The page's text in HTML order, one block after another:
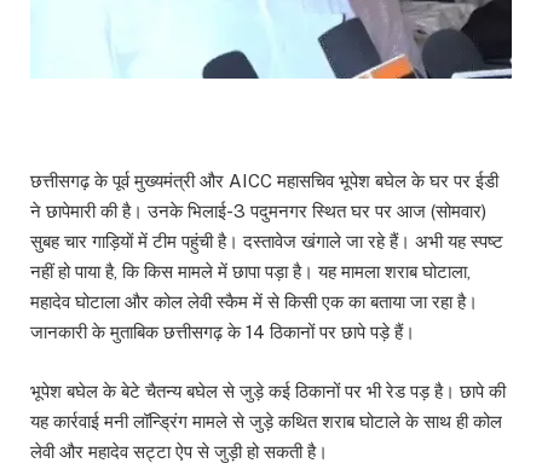
छत्तीसगढ़ के पूर्व मुख्यमंत्री और AICC महासचिव भूपेश बघेल के घर पर ईडी
ने छापेमारी की है। उनके भिलाई-3 पदुमनगर स्थित घर पर आज (सोमवार)
सुबह चार गाड़ियों में टीम पहुंची है। दस्तावेज खंगाले जा रहे हैं। अभी यह स्पष्ट
नहीं हो पाया है, कि किस मामले में छापा पड़ा है। यह मामला शराब घोटाला,
महादेव घोटाला और कोल लेवी स्कैम में से किसी एक का बताया जा रहा है।
जानकारी के मुताबिक छत्तीसगढ़ के 14 ठिकानों पर छापे पड़े हैं।
भूपेश बघेल के बेटे चैतन्य बघेल से जुड़े कई ठिकानों पर भी रेड पड़ है। छापे की
यह कार्रवाई मनी लॉन्ड्रिंग मामले से जुड़े कथित शराब घोटाले के साथ ही कोल
लेवी और महादेव सट्टा ऐप से जुड़ी हो सकती है।